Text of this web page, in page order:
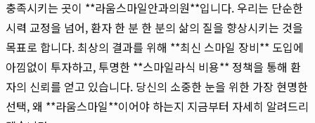
충족시키는 곳이 **라움스마일안과의원**입니다. 우리는 단순한
시력 교정을 넘어, 환자 한 분 한 분의 삶의 질을 향상시키는 것을
목표로 합니다. 최상의 결과를 위해 **최신 스마일 장비** 도입에
아낌없이 투자하고, 투명한 **스마일라식 비용** 정책을 통해 환
자의 신뢰를 얻고 있습니다. 당신의 소중한 눈을 위한 가장 현명한
선택, 왜 **라움스마일**이어야 하는지 지금부터 자세히 알려드리